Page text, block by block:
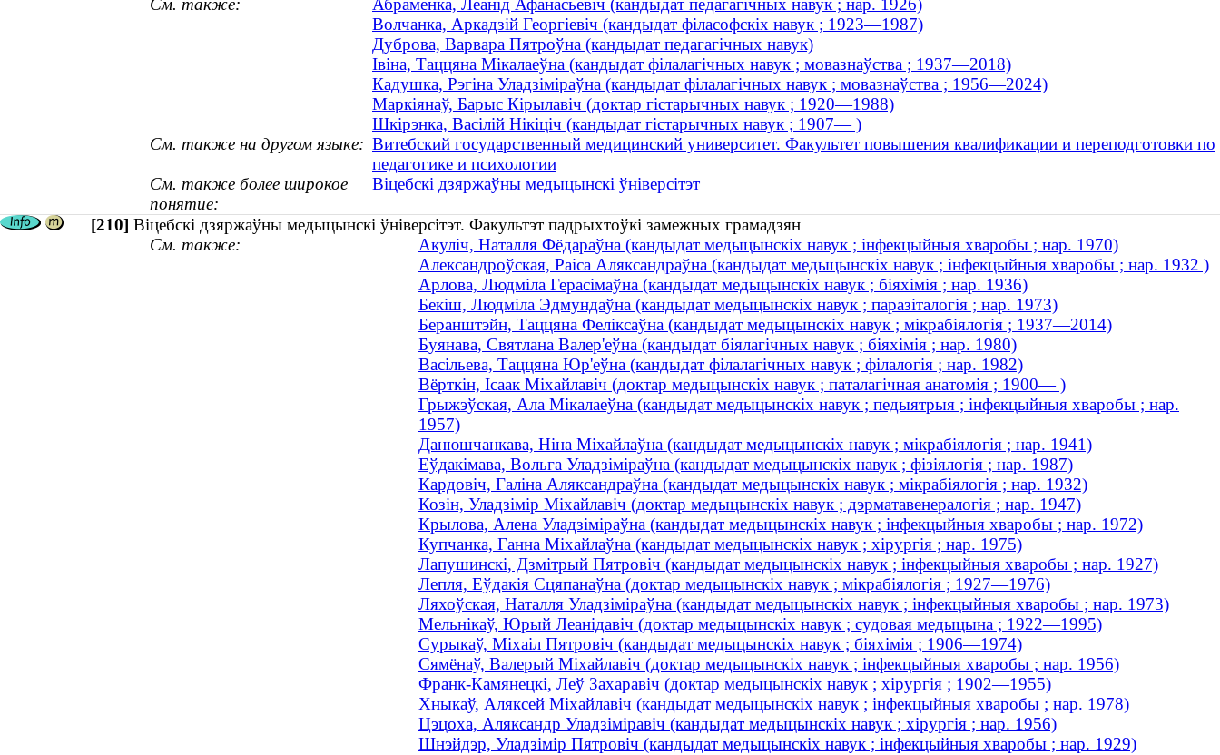
См. также:
Абраменка, Леанід Афанасьевіч (кандыдат педагагічных навук ; нар. 1926)
Волчанка, Аркадзій Георгіевіч (кандыдат філасофскіх навук ; 1923—1987)
Дуброва, Варвара Пятроўна (кандыдат педагагічных навук)
Івіна, Таццяна Мікалаеўна (кандыдат філалагічных навук ; мовазнаўства ; 1937—2018)
Кадушка, Рэгіна Уладзіміраўна (кандыдат філалагічных навук ; мовазнаўства ; 1956—2024)
Маркіянаў, Барыс Кірылавіч (доктар гістарычных навук ; 1920—1988)
Шкірэнка, Васілій Нікіціч (кандыдат гістарычных навук ; 1907— )
См. также на другом языке: Витебский государственный медицинский университет. Факультет повышения квалификации и переподготовки по
педагогике и психологии
См. также более широкое
понятие:
Віцебскі дзяржаўны медыцынскі ўніверсітэт
[210] Віцебскі дзяржаўны медыцынскі ўніверсітэт. Факультэт падрыхтоўкі замежных грамадзян
См. также:
Акуліч, Наталля Фёдараўна (кандыдат медыцынскіх навук ; інфекцыйныя хваробы ; нар. 1970)
Александроўская, Раіса Аляксандраўна (кандыдат медыцынскіх навук ; інфекцыйныя хваробы ; нар. 1932 )
Арлова, Людміла Герасімаўна (кандыдат медыцынскіх навук ; біяхімія ; нар. 1936)
Бекіш, Людміла Эдмундаўна (кандыдат медыцынскіх навук ; паразіталогія ; нар. 1973)
Беранштэйн, Таццяна Феліксаўна (кандыдат медыцынскіх навук ; мікрабіялогія ; 1937—2014)
Буянава, Святлана Валер'еўна (кандыдат біялагічных навук ; біяхімія ; нар. 1980)
Васільева, Таццяна Юр'еўна (кандыдат філалагічных навук ; філалогія ; нар. 1982)
Вёрткін, Ісаак Міхайлавіч (доктар медыцынскіх навук ; паталагічная анатомія ; 1900— )
Грыжэўская, Ала Мікалаеўна (кандыдат медыцынскіх навук ; педыятрыя ; інфекцыйныя хваробы ; нар.
1957)
Данюшчанкава, Ніна Міхайлаўна (кандыдат медыцынскіх навук ; мікрабіялогія ; нар. 1941)
Еўдакімава, Вольга Уладзіміраўна (кандыдат медыцынскіх навук ; фізіялогія ; нар. 1987)
Кардовіч, Галіна Аляксандраўна (кандыдат медыцынскіх навук ; мікрабіялогія ; нар. 1932)
Козін, Уладзімір Міхайлавіч (доктар медыцынскіх навук ; дэрматавенералогія ; нар. 1947)
Крылова, Алена Уладзіміраўна (кандыдат медыцынскіх навук ; інфекцыйныя хваробы ; нар. 1972)
Купчанка, Ганна Міхайлаўна (кандыдат медыцынскіх навук ; хірургія ; нар. 1975)
Лапушинскі, Дзмітрый Пятровіч (кандыдат медыцынскіх навук ; інфекцыйныя хваробы ; нар. 1927)
Лепля, Еўдакія Сцяпанаўна (доктар медыцынскіх навук ; мікрабіялогія ; 1927—1976)
Ляхоўская, Наталля Уладзіміраўна (кандыдат медыцынскіх навук ; інфекцыйныя хваробы ; нар. 1973)
Мельнікаў, Юрый Леанідавіч (доктар медыцынскіх навук ; судовая медыцына ; 1922—1995)
Сурыкаў, Міхаіл Пятровіч (кандыдат медыцынскіх навук ; біяхімія ; 1906—1974)
Сямёнаў, Валерый Міхайлавіч (доктар медыцынскіх навук ; інфекцыйныя хваробы ; нар. 1956)
Франк-Камянецкі, Леў Захаравіч (доктар медыцынскіх навук ; хірургія ; 1902—1955)
Хныкаў, Аляксей Міхайлавіч (кандыдат медыцынскіх навук ; інфекцыйныя хваробы ; нар. 1978)
Цэцоха, Аляксандр Уладзіміравіч (кандыдат медыцынскіх навук ; хірургія ; нар. 1956)
Шнэйдэр, Уладзімір Пятровіч (кандыдат медыцынскіх навук ; інфекцыйныя хваробы ; нар. 1929)